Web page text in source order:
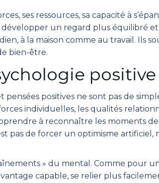
ses ressources, sa capacité à
un regard plus équilibré et
à la maison comme au travail. Ils
bien-être.
positive
positives ne sont pas de
individuelles, les qualités
à reconnaître les moments
pas de forcer un optimisme artificiel,
» du mental. Comme pour
capable, se relier plus